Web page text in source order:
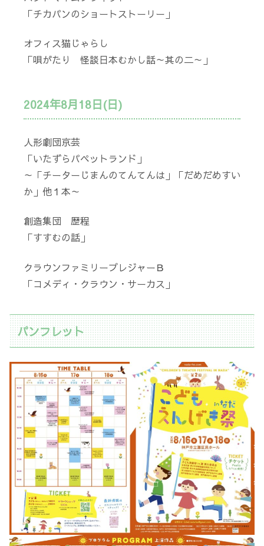
「チカパンのショートストーリー」
オフィス猫じゃらし
「唄がたり 怪談日本むかし話～其の二～」
2024年8月18日(日)
人形劇団京芸
「いたずらパペットランド」
～「チーターじまんのてんてんは」「だめだめすい
か」他１本～
創造集団 歴程
「すすむの話」
クラウンファミリープレジャーＢ
「コメディ・クラウン・サーカス」
パンフレット